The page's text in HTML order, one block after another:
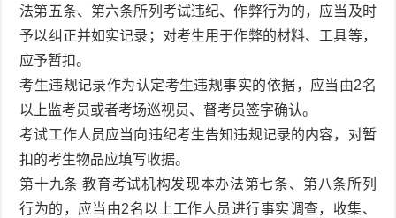
法第五条、第六条所列考试违纪、作弊行为的，应当及时
予以纠正并如实记录；对考生用于作弊的材料、工具等，
应予暂扣。
考生违规记录作为认定考生违规事实的依据，应当由2名
以上监考员或者考场巡视员、督考员签字确认。
考试工作人员应当向违纪考生告知违规记录的内容，对暂
扣的考生物品应填写收据。
第十九条 教育考试机构发现本办法第七条、第八条所列
行为的，应当由2名以上工作人员进行事实调查，收集、